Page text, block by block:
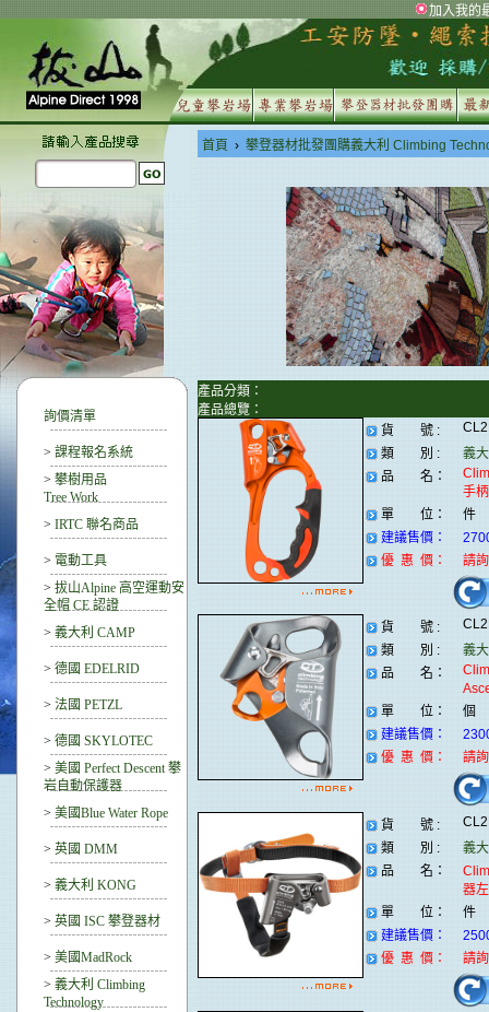
加入我的
詢價清單
> 課程報名系統
> 攀樹用品
Tree Work
> IRTC 聯名商品
> 電動工具
> 拔山Alpine 高空運動安
全帽 CE 認證
> 義大利 CAMP
> 德國 EDELRID
> 法國 PETZL
> 德國 SKYLOTEC
> 美國 Perfect Descent 攀
岩自動保護器
> 美國Blue Water Rope
> 英國 DMM
> 義大利 KONG
> 英國 ISC 攀登器材
> 美國MadRock
> 義大利 Climbing
Technology
首頁 › 攀登器材批發團購義大利 Climbing
產品分類：
產品總覽：
貨 號 :
類 別 :
義
品 名：
手
單 位：
件
建議售價：
優 惠 價：
請
貨 號 :
類 別 :
義
品 名：
單 位：
個
建議售價：
優 惠 價：
請
貨 號 :
類 別 :
義
品 名：
器
單 位：
件
建議售價：
優 惠 價：
請